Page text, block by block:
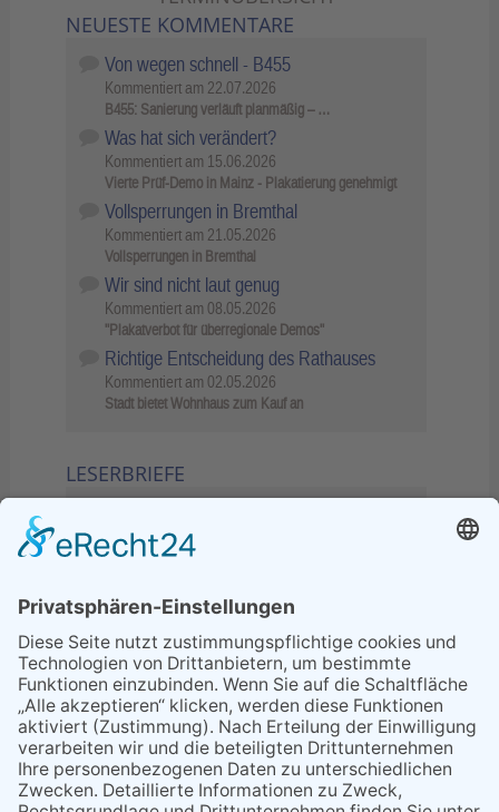
NEUESTE KOMMENTARE
Von wegen schnell - B455
Kommentiert am 22.07.2026
B455: Sanierung verläuft planmäßig – …
Was hat sich verändert?
Kommentiert am 15.06.2026
Vierte Prüf-Demo in Mainz - Plakatierung genehmigt
Vollsperrungen in Bremthal
Kommentiert am 21.05.2026
Vollsperrungen in Bremthal
Wir sind nicht laut genug
Kommentiert am 08.05.2026
"Plakatverbot für überregionale Demos"
Richtige Entscheidung des Rathauses
Kommentiert am 02.05.2026
Stadt bietet Wohnhaus zum Kauf an
LESERBRIEFE
Sperrung B455: Kleiner
Grenzverkehr statt weite Wege
21.04.2026
Wenn Bahn-Computer nicht
miteinander kommunizieren
11.03.2026
"Plakatverbot für überregionale
Demos"
04.02.2026
Gelbe Tonne – Ein kleiner Blick
über den Tellerand